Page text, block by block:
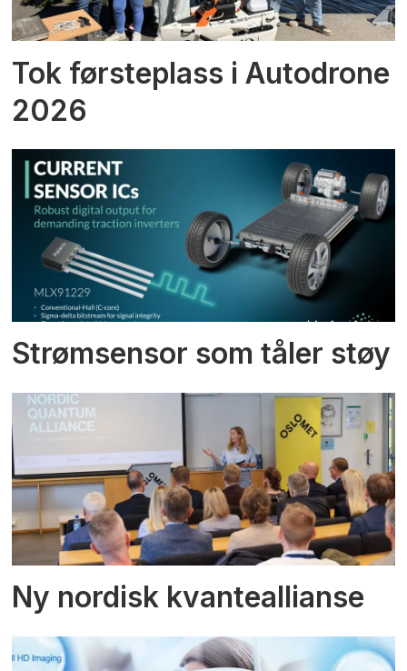
Tok førsteplass i Autodrone
2026
Strømsensor som tåler støy
Ny nordisk kvanteallianse